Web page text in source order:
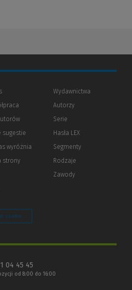
(Nowe
(Link
innej
strony)
sugestie
wyróżnia
strony
Wydawnictwa
Autorzy
Serie
Hasła LEX
Segmenty
Rodzaje
Zawody
cookie
04 45 45
od 8:00 do 16:00